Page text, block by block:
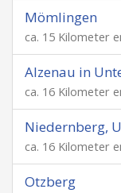
Mömlingen
ca. 15 Kilometer
Alzenau in
ca. 16 Kilometer
Niedernberg,
ca. 16 Kilometer
Otzberg